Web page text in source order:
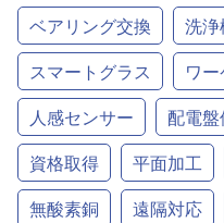
ベアリング交換
洗浄
スマートグラス
ワ
人感センサー
配電盤
資格取得
平面加工
無酸素銅
遠隔対応